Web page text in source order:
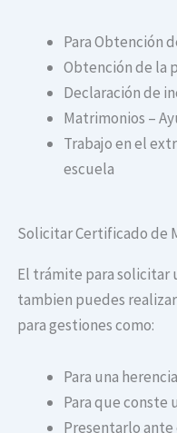
Para Obtención
Obtención de la
Declaración de
Matrimonios –
Trabajo en el
escuela
Solicitar Certificado de
El trámite para solicitar
tambien puedes
para gestiones como:
Para una herencia
Para que conste
Presentarlo ante